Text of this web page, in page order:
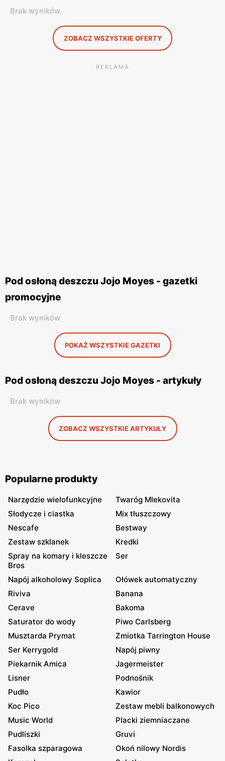
Brak wyników
ZOBACZ WSZYSTKIE OFERTY
REKLAMA
Pod osłoną deszczu Jojo Moyes - gazetki
promocyjne
Brak wyników
POKAŻ WSZYSTKIE GAZETKI
Pod osłoną deszczu Jojo Moyes - artykuły
Brak wyników
ZOBACZ WSZYSTKIE ARTYKUŁY
Popularne produkty
Narzędzie wielofunkcyjne
Twaróg Mlekovita
Słodycze i ciastka
Mix tłuszczowy
Nescafe
Bestway
Zestaw szklanek
Kredki
Spray na komary i kleszcze
Bros
Ser
Napój alkoholowy Soplica
Ołówek automatyczny
Riviva
Banana
Cerave
Bakoma
Saturator do wody
Piwo Carlsberg
Musztarda Prymat
Zmiotka Tarrington House
Ser Kerrygold
Napój piwny
Piekarnik Amica
Jagermeister
Lisner
Podnośnik
Pudło
Kawior
Koc Pico
Zestaw mebli balkonowych
Music World
Placki ziemniaczane
Pudliszki
Gruvi
Fasolka szparagowa
Okoń nilowy Nordis